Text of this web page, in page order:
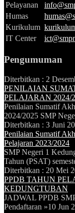
Pelayanan
Humas
Kurikulum
IT Center
Pengumuman
Diterbitkan : 2
PENILAIAN
PELAJARAN 2024/
Penilaian Sumatif
2024/2025 SMP
Diterbitkan : 3 Juni
Penilaian Sumatif
Pelajaran 2023/2024
SMP Negeri 1
Tahun (PSAT)
Diterbitkan : 20 Mei
PPDB TAHUN
KEDUNGTUBAN
JADWAL PPDB
Pendaftaran »10 Jun